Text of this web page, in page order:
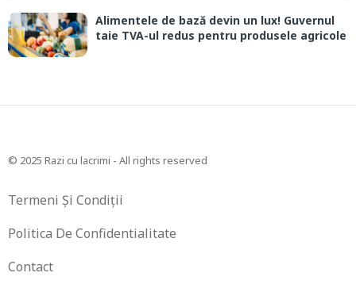
Alimentele de bază devin un lux! Guvernul
taie TVA-ul redus pentru produsele agricole
© 2025 Razi cu lacrimi - All rights reserved
Termeni Și Condiții
Politica De Confidentialitate
Contact